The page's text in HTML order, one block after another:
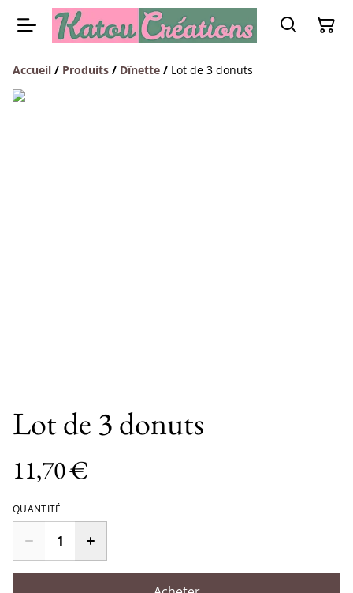
Accueil / Produits / Dînette / Lot de 3 donuts
Lot de 3 donuts
11,70 €
QUANTITÉ